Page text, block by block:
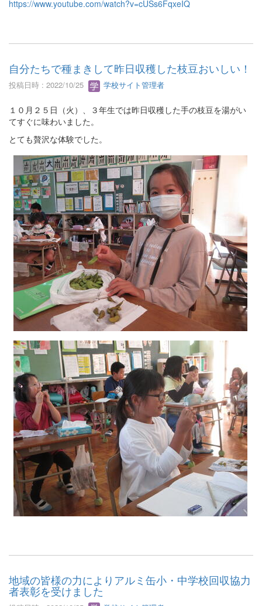
https://www.youtube.com/watch?v=cUSs6FqxeIQ
自分たちで種まきして昨日収穫した枝豆おいしい！
投稿日時 : 2022/10/25 学校サイト管理者
１０月２５日（火）、３年生では昨日収穫した手の枝豆を湯がい
てすぐに味わいました。
とても贅沢な体験でした。
地域の皆様の力によりアルミ缶小・中学校回収協力
者表彰を受けました